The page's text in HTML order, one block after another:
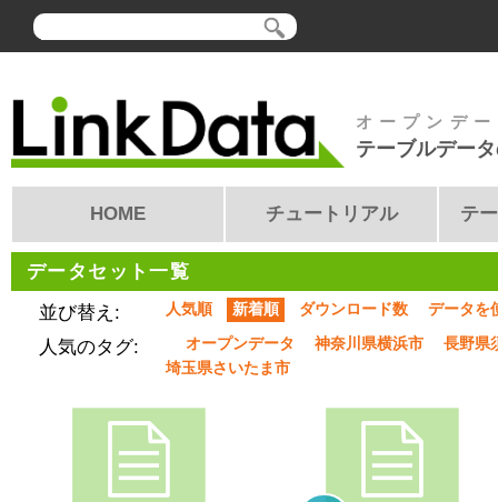
オープンデ
テーブルデー
HOME チュートリアル テ
データセット一覧
並び替え:
人気順 新着順 ダウンロード数 データを
人気のタグ: オープンデータ 神奈川県横浜市
長野県
埼玉県さいたま市